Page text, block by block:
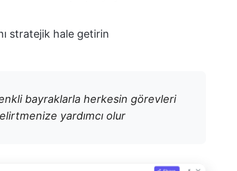
stratejik hale getirin
bayraklarla herkesin görevleri
yardımcı olur